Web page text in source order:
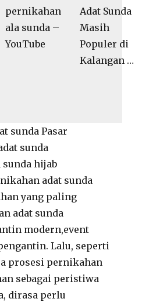
pernikahan
ala sunda –
YouTube
Adat Sunda
Masih
Populer di
Kalangan …
sunda Pasar
sunda
hijab
adat sunda
yang paling
adat sunda
modern,event
Lalu, seperti
prosesi pernikahan
sebagai peristiwa
dirasa perlu